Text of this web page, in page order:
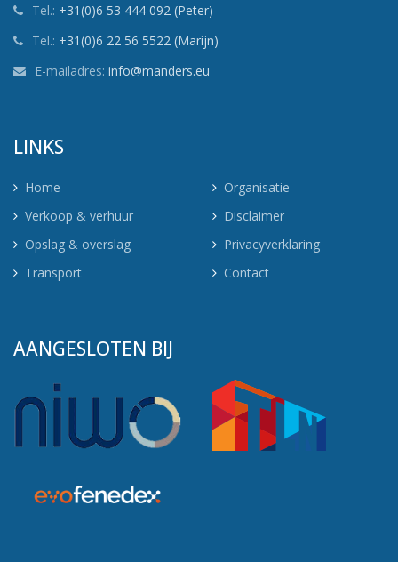
Tel.: +31(0)6 53 444 092 (Peter)
Tel.: +31(0)6 22 56 5522 (Marijn)
E-mailadres: info@manders.eu
LINKS
Home
Verkoop & verhuur
Opslag & overslag
Transport
Organisatie
Disclaimer
Privacyverklaring
Contact
AANGESLOTEN BIJ